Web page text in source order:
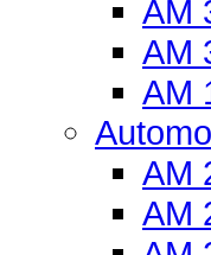
AM
AM
AM
AM
AM